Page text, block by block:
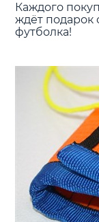
Каждого
ждёт подарок
футболка!